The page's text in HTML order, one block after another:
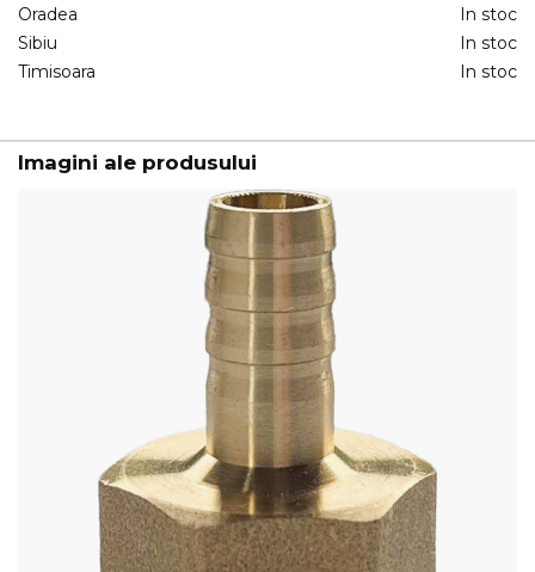
Oradea
In stoc
Sibiu
In stoc
Timisoara
In stoc
Imagini ale produsului